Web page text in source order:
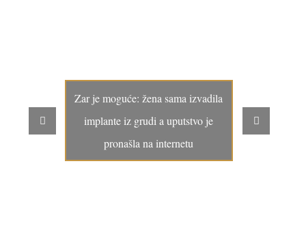
Zar je moguće: žena sama izvadila
implante iz grudi a uputstvo je
pronašla na internetu